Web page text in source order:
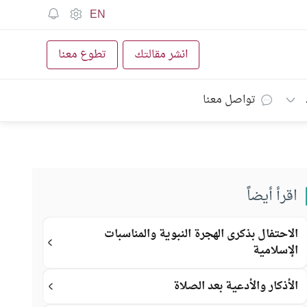
EN
انشر مقالتك تطوع معنا
تواصل معنا
اقرأ أيضاً
الاحتفال بذكرى الهجرة النبوية والمناسبات
الإسلامية
الأذكار والأدعية بعد الصلاة